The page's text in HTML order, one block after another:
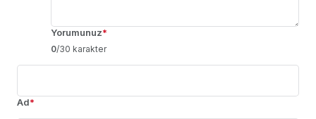
Yorumunuz*
0/30 karakter
Ad*